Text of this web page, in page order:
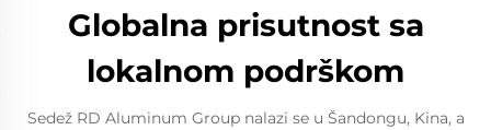
Globalna prisutnost sa
lokalnom podrškom
Sedež RD Aluminum Group nalazi se u Šandongu, Kina, a